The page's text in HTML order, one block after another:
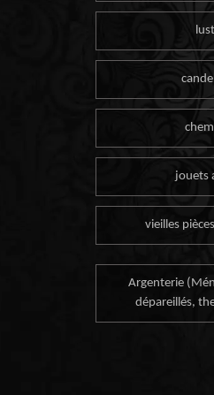
jouets
vieilles
Argenterie
dépareillés,